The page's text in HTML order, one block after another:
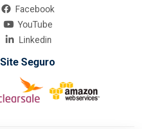
Facebook
YouTube
Linkedin
Site Seguro